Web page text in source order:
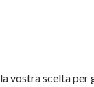
vostra scelta per